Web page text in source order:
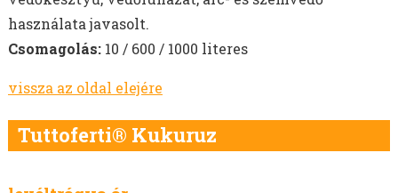
használata javasolt.
Csomagolás: 10 / 600 / 1000 literes
vissza az oldal elejére
Tuttoferti® Kukuruz